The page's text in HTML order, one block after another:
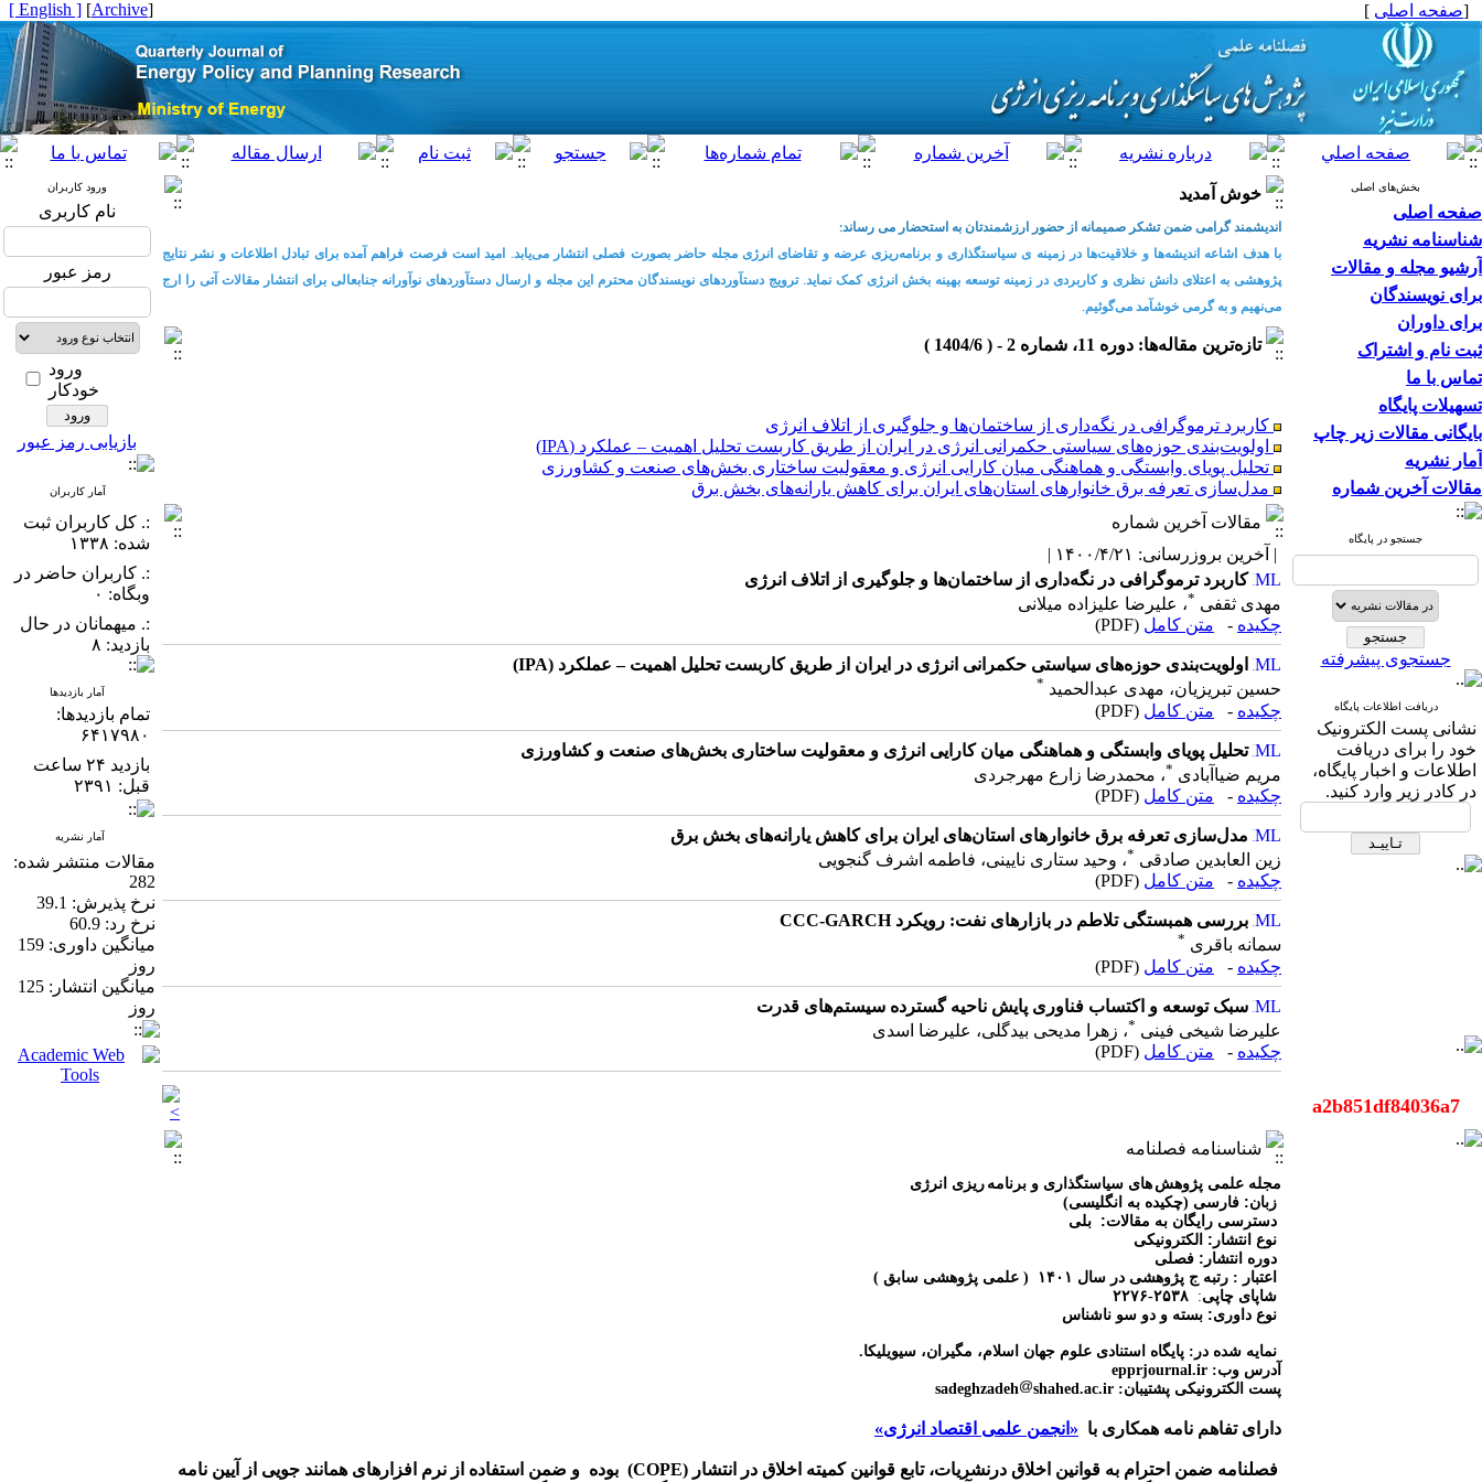
[صفحه اصلی ]
[
Archive
]
[ English ]
بخش‌های اصلی
صفحه اصلی
شناسنامه نشریه
آرشیو مجله و مقالات
برای نویسندگان
برای داوران
ثبت نام و اشتراک
تماس با ما
تسهیلات پایگاه
بایگانی مقالات زیر چاپ
آمار نشریه
مقالات آخرین شماره
جستجو در پایگاه
جستجوی پیشرفته
دریافت اطلاعات پایگاه
نشانی پست الكترونیک
خود را برای دریافت
اطلاعات و اخبار پایگاه،
در كادر زیر وارد كنید.
a2b851df84036a7
خوش آمدید
اندیشمند گرامی ضمن تشکر صمیمانه از حضور ارزشمندتان به استحضار می رساند:
با هدف اشاعه اندیشه‌ها و خلاقیت‌ها در زمینه ی سیاستگذاری و برنامه‌ریزی عرضه و تقاضای انرژی مجله حاضر بصورت فصلی انتشار می‌یابد. امید است فرصت فراهم آمده برای تبادل اطلاعات و نشر نتایج
پژوهشی به اعتلای دانش نظری و کاربردی در زمینه توسعه بهینه بخش انرژی کمک نماید. ترویج دستآوردهای نویسندگان محترم این مجله و ارسال دستآوردهای نوآورانه جنابعالی برای انتشار مقالات آتی را ارج
مینهیم و به گرمی خوشآمد می‌گوئیم.
تازه‌ترین مقاله‌ها: دوره 11، شماره 2 - ( 1404/6 )
کاربرد ترموگرافی در نگه‌داری از ساختمان‌ها و جلوگیری از اتلاف انرژی
اولویت‌بندی حوزه‌های سیاستی حکمرانی انرژی در ایران از طریق کاربست تحلیل اهمیت – عملکرد (IPA)
تحلیل پویای وابستگی و هماهنگی میان کارایی انرژی و معقولیت ساختاری بخش‌های صنعت و کشاورزی
مدل‌سازی تعرفه برق خانوار‌‌های استان‌های ایران برای کاهش یارانه‌های بخش برق
بررسی همبستگی تلاطم در بازارهای نفت: رویکرد CCC-GARCH
سبک توسعه و اکتساب فناوری پایش ناحیه گسترده سیستم‌های قدرت
کاربرد ترموگرافی در نگه‌داری از ساختمان‌ها و جلوگیری از اتلاف انرژی
اولویت‌بندی حوزه‌های سیاستی حکمرانی انرژی در ایران از طریق کاربست تحلیل اهمیت – عملکرد (IPA)
تحلیل پویای وابستگی و هماهنگی میان کارایی انرژی و معقولیت ساختاری بخش‌های صنعت و کشاورزی
مدل‌سازی تعرفه برق خانوار‌‌های استان‌های ایران برای کاهش یارانه‌های بخش برق
بررسی همبستگی تلاطم در بازارهای نفت: رویکرد CCC-GARCH
سبک توسعه و اکتساب فناوری پایش ناحیه گسترده سیستم‌های قدرت
مقالات آخرین شماره
| آخرین بروزرسانی: ۱۴۰۰/۴/۲۱ |
کاربرد ترموگرافی در نگه‌داری از ساختمان‌ها و جلوگیری از اتلاف انرژی
مهدی ثقفی *، علیرضا علیزاده میلانی
چکیده - متن كامل (PDF)
اولویت‌بندی حوزه‌های سیاستی حکمرانی انرژی در ایران از طریق کاربست تحلیل اهمیت – عملکرد (IPA)
حسین تبریزیان، مهدی عبدالحمید *
چکیده - متن كامل (PDF)
تحلیل پویای وابستگی و هماهنگی میان کارایی انرژی و معقولیت ساختاری بخش‌های صنعت و کشاورزی
مریم ضیاآبادی *، محمدرضا زارع مهرجردی
چکیده - متن كامل (PDF)
مدل‌سازی تعرفه برق خانوار‌‌های استان‌های ایران برای کاهش یارانه‌های بخش برق
زین العابدین صادقی *، وحید ستاری نایینی، فاطمه اشرف گنجویی
چکیده - متن كامل (PDF)
بررسی همبستگی تلاطم در بازارهای نفت: رویکرد CCC-GARCH
سمانه باقری *
چکیده - متن كامل (PDF)
سبک توسعه و اکتساب فناوری پایش ناحیه گسترده سیستم‌های قدرت
علیرضا شیخی فینی *، زهرا مدیحی بیدگلی، علیرضا اسدی
چکیده - متن كامل (PDF)
شناسنامه فصلنامه
مجله علمی پژوهش های سیاستگذاری و برنامه ریزی انرژی
زبان: فارسی (چکیده به انگلیسی)
دسترسی رایگان به مقالات: بلی
نوع انتشار : الکترونیکی
دوره انتشار : فصلی
اعتبار : رتبه ج پژوهشی در سال ۱۴۰۱ ( علمی پژوهشی سابق )
شاپای چاپی:
نوع داوری: بسته و دو سو ناشناس
نمایه شده در: پایگاه استنادی علوم جهان اسلام، مگیران، سیویلیکا.
آدرس وب: epprjournal.ir
پست الکترونیکی پشتیبان: sadeghzadeh shahed.ac.ir
دارای تفاهم نامه همکاری با «انجمن علمی اقتصاد انرژی»
فصلنامه ضمن احترام به قوانین اخلاق درنشریات، تابع قوانین کمیته اخلاق در انتشار (COPE) بوده و ضمن استفاده از نرم افزارهای همانند جویی از آیین نامه
ورود کاربران
نام کاربری
رمز عبور
ورود
خودکار
بازیابی رمز عبور
آمار کاربران
:. کل کاربران ثبت
شده: ۱۳۳۸
:. کاربران حاضر در
وبگاه: ۰
:. میهمانان در حال
بازدید: ۸
آمار بازدیدها
تمام بازدید‌ها:
۶۴۱۷۹۸۰
بازدید ۲۴ ساعت
قبل: ۲۳۹۱
آمار نشریه
مقالات منتشر شده:
282
نرخ پذیرش: 39.1
نرخ رد: 60.9
میانگین داوری: 159
روز
میانگین انتشار: 125
روز